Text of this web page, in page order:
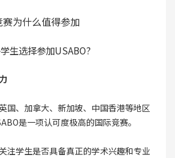
为什么值得参加
生选择参加USABO?
国、加拿大、新加坡、中国香港等地区
是一项认可度极高的国际竞赛。
注学生是否具备真正的学术兴趣和专业